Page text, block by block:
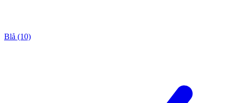
Blå (10)